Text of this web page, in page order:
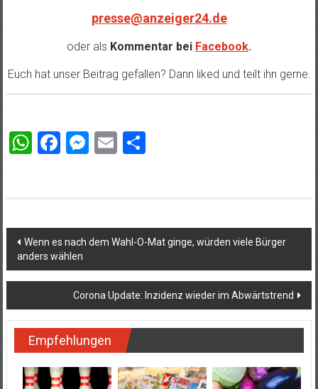
presse@anzeiger24.de
oder als Kommentar bei Facebook.
Euch hat unser Beitrag gefallen? Dann liked und teilt ihn gerne.
WhatsApp
Facebook
Messenger
EmailTeilen
Beitragsnavigation
Wenn es nach dem Wahl-O-Mat ginge, würden viele Bürger
anders wählen
Corona Update: Inzidenz wieder im Abwärtstrend
Empfehlungen